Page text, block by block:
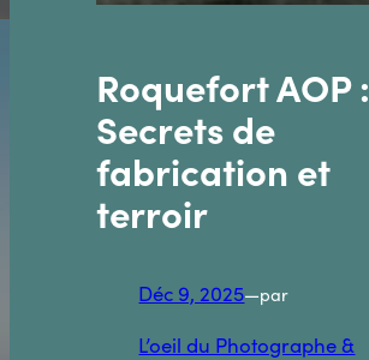
Roquefort AOP :
Secrets de
fabrication et
terroir
Déc 9, 2025—par
L’oeil du Photographe &